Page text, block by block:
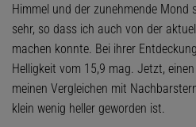
Himmel und der zunehmende
sehr, so dass ich auch von der
machen konnte. Bei ihrer
Helligkeit vom 15,9 mag. Jetzt,
meinen Vergleichen mit
klein wenig heller geworden ist.